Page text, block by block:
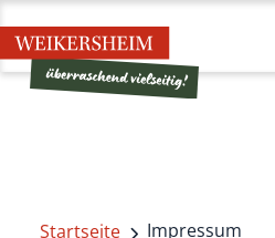
Startseite Impressum